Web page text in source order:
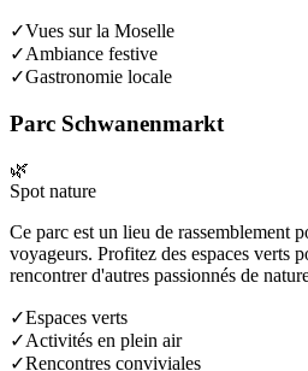
✓Vues sur la Moselle
✓Ambiance festive
✓Gastronomie locale
Parc Schwanenmarkt
🌿
Spot nature
Ce parc est un lieu de rassemblement
voyageurs. Profitez des espaces verts
rencontrer d'autres passionnés de
✓Espaces verts
✓Activités en plein air
✓Rencontres conviviales